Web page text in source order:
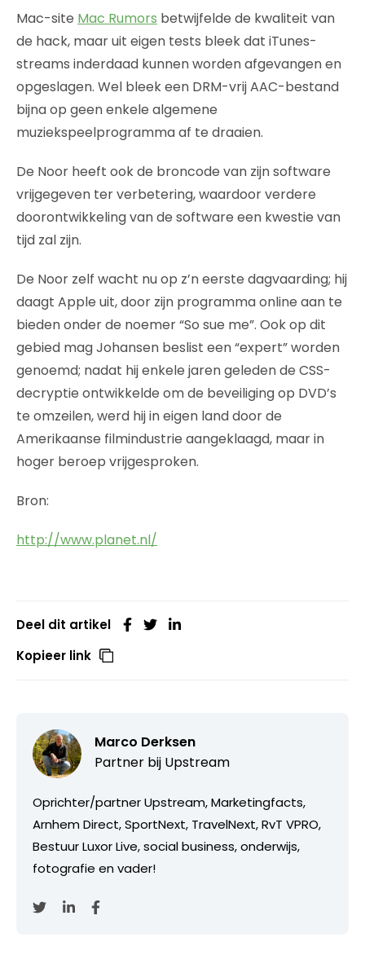
Mac-site Mac Rumors betwijfelde de kwaliteit van
de hack, maar uit eigen tests bleek dat iTunes-
streams inderdaad kunnen worden afgevangen en
opgeslagen. Wel bleek een DRM-vrij AAC-bestand
bijna op geen enkele algemene
muziekspeelprogramma af te draaien.
De Noor heeft ook de broncode van zijn software
vrijgegeven ter verbetering, waardoor verdere
doorontwikkeling van de software een kwestie van
tijd zal zijn.
De Noor zelf wacht nu op z’n eerste dagvaarding; hij
daagt Apple uit, door zijn programma online aan te
bieden onder de noemer “So sue me”. Ook op dit
gebied mag Johansen beslist een “expert” worden
genoemd; nadat hij enkele jaren geleden de CSS-
decryptie ontwikkelde om de beveiliging op DVD’s
te omzeilen, werd hij in eigen land door de
Amerikaanse filmindustrie aangeklaagd, maar in
hoger beroep vrijgesproken.
Bron:
http://www.planet.nl/
Deel dit artikel
Kopieer link
Marco Derksen
Partner bij Upstream
Oprichter/partner Upstream, Marketingfacts,
Arnhem Direct, SportNext, TravelNext, RvT VPRO,
Bestuur Luxor Live, social business, onderwijs,
fotografie en vader!